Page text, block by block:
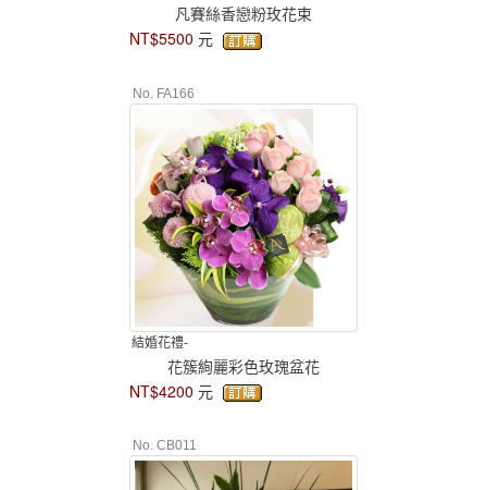
凡賽絲香戀粉玫花束
NT$5500 元
No. FA166
結婚花禮-
花簇絢麗彩色玫瑰盆花
NT$4200 元
No. CB011